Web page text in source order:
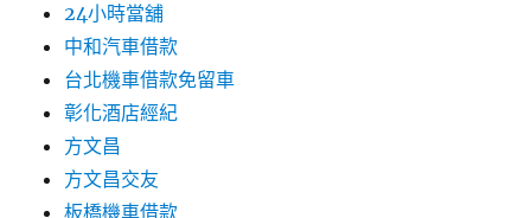
24小時當舖
中和汽車借款
台北機車借款免留車
彰化酒店經紀
方文昌
方文昌交友
板橋機車借款